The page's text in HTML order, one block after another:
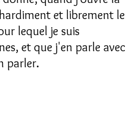
et librement le
lequel je suis
et que j'en parle avec
parler.